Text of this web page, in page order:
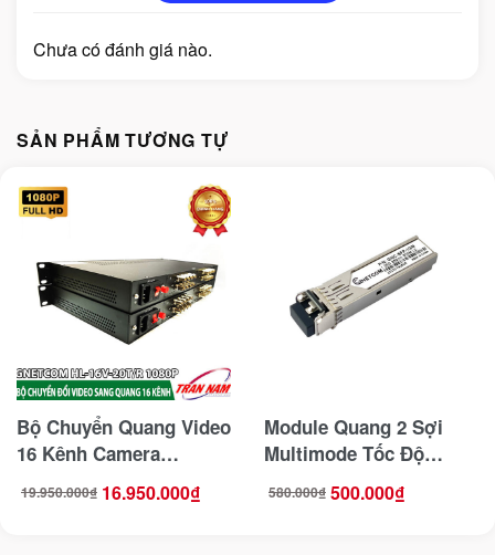
Chưa có đánh giá nào.
SẢN PHẨM TƯƠNG TỰ
Bộ Chuyển Quang Video
16 Kênh Camera
20T/R 1080P
19.950.000₫
Giá
gốc 16.950.000₫
Giá
hiện
Module Quang 2 Sợi
Multimode Tốc Độ
Gnetcom GNC-SFP-1GM
580.000₫
Giá
gốc 500.000₫
Giá
hiện